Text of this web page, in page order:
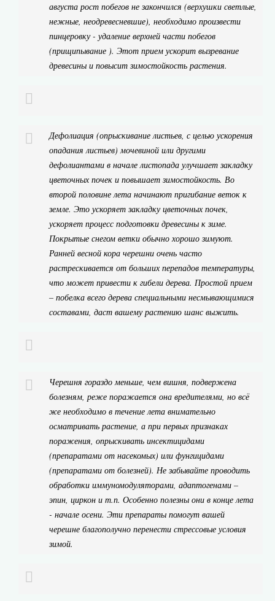
августа рост побегов не закончился (верхушки светлые,
нежные, неодревесневшие), необходимо произвести
пинцеровку - удаление верхней части побегов
(прищипывание ). Этот прием ускорит вызревание
древесины и повысит зимостойкость растения.
Дефолиация (опрыскивание листьев, с целью ускорения
опадания листьев) мочевиной или другими
дефолиантами в начале листопада улучшает закладку
цветочных почек и повышает зимостойкость. Во
второй половине лета начинают пригибание веток к
земле. Это ускоряет закладку цветочных почек,
ускоряет процесс подготовки древесины к зиме.
Покрытые снегом ветки обычно хорошо зимуют.
Ранней весной кора черешни очень часто
растрескивается от больших перепадов температуры,
что может привести к гибели дерева. Простой прием
– побелка всего дерева специальными несмывающимися
составами, даст вашему растению шанс выжить.
Черешня гораздо меньше, чем вишня, подвержена
болезням, реже поражается она вредителями, но всё
же необходимо в течение лета внимательно
осматривать растение, а при первых признаках
поражения, опрыскивать инсектицидами
(препаратами от насекомых) или фунгицидами
(препаратами от болезней). Не забывайте проводить
обработки иммуномодуляторами, адаптогенами –
эпин, циркон и т.п. Особенно полезны они в конце лета
- начале осени. Эти препараты помогут вашей
черешне благополучно перенести стрессовые условия
зимой.